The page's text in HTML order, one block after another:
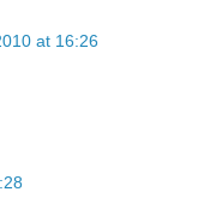
at 16:26